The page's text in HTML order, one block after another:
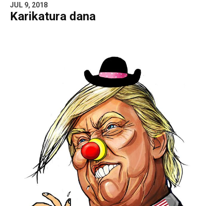
JUL 9, 2018
Karikatura dana